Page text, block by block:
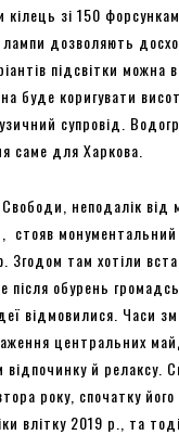
зі 150
дозволяють
підсвітки можна
буде коригувати
супровід.
саме для Харкова.
неподалік від
стояв монументальний
Згодом там хотіли
після обурень
відмовилися. Часи
центральних
відпочинку й релаксу.
року, спочатку
влітку 2019 р., та